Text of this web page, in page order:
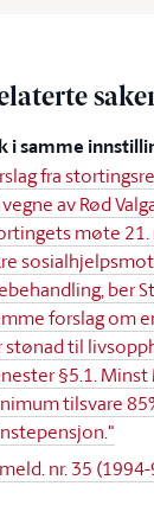
i samme
fra
av Rød
møte 21.
ber
forslag om
stønad til
§5.1.
tilsvare
nr. 35